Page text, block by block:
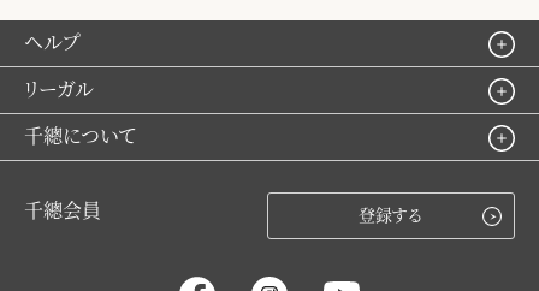
ヘルプ
リーガル
千總について
千總会員 登録する